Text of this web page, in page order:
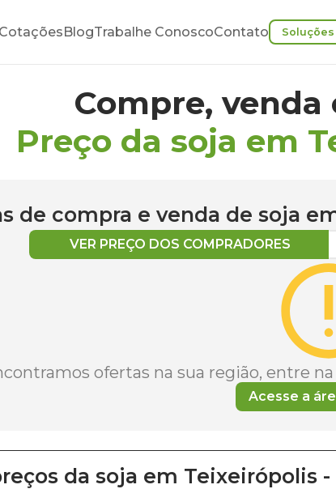
CotaçõesBlogTrabalhe ConoscoContato
Compre,
Preço da soja em
de compra e venda de soja
VER PREÇO DOS COMPRADORES
ofertas na sua região, entre
Acesse a
da soja em Teixeirópolis -